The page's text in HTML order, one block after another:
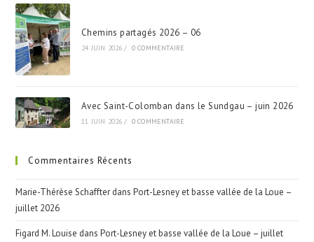
Chemins partagés 2026 – 06
24 JUIN 2026 / 0 COMMENTAIRE
Avec Saint-Colomban dans le Sundgau – juin 2026
11 JUIN 2026 / 0 COMMENTAIRE
Commentaires Récents
Marie-Thérèse Schaffter dansPort-Lesney et basse vallée de la Loue –
juillet 2026
Figard M. Louise dansPort-Lesney et basse vallée de la Loue – juillet